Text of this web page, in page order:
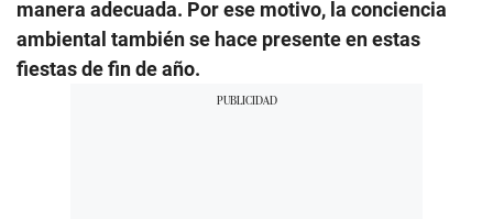
manera adecuada. Por ese motivo, la conciencia
ambiental también se hace presente en estas
fiestas de fin de año.